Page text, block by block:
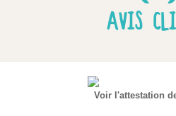
AVIS
Voir l'attestation